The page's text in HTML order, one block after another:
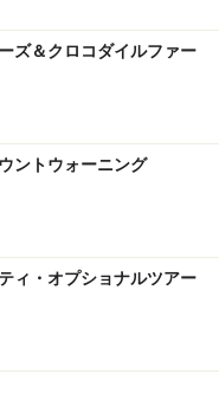
で朝食、 ビジターで
どお腹がへってきた
ビーチにあるライフ
Club」で朝食を。ホ
ラリアらしいビーチ
ックファースト、美味
ズ＆クロコダイルファー
ントウォーニング
ィ・オプショナルツアー